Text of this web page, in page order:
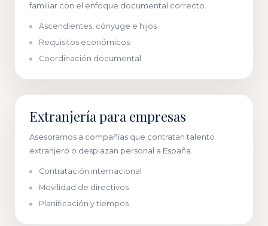
familiar con el enfoque documental correcto.
Ascendientes, cónyuge e hijos
Requisitos económicos
Coordinación documental
Extranjería para empresas
Asesoramos a compañías que contratan talento
extranjero o desplazan personal a España.
Contratación internacional
Movilidad de directivos
Planificación y tiempos